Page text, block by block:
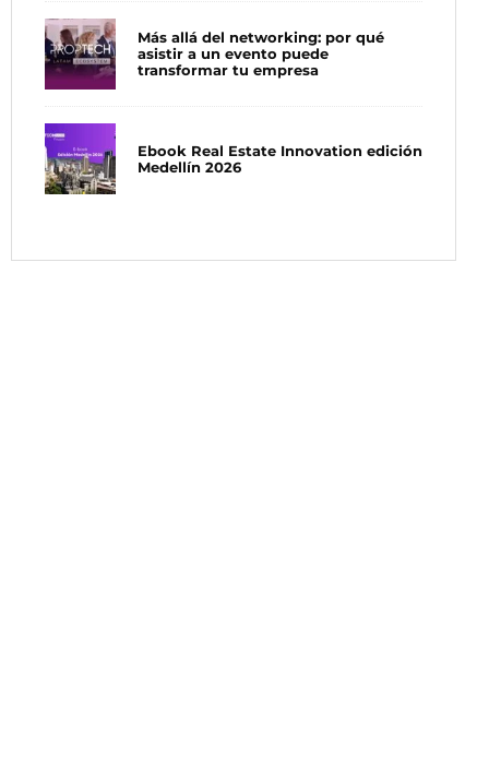
Más allá del networking: por qué
asistir a un evento puede
transformar tu empresa
Ebook Real Estate Innovation edición
Medellín 2026